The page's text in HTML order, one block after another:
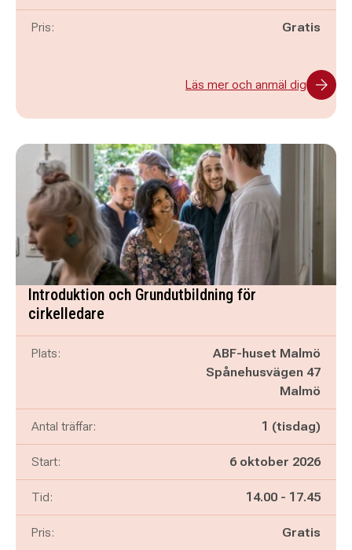
Pris: Gratis
Läs mer och anmäl dig
Introduktion och Grundutbildning för
cirkelledare
Plats:
ABF-huset Malmö
Spånehusvägen 47
Malmö
Antal träffar: 1 (tisdag)
Start: 6 oktober 2026
Tid: Pågår mellan
14.00 - och
17.45
Pris: Gratis